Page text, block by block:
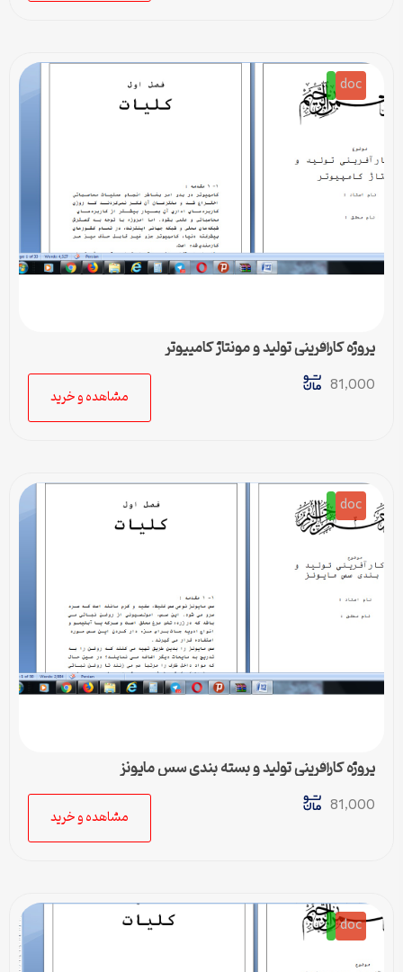
doc
پروژه کارآفرینی تولید و مونتاژ کامپیوتر
81,000
مشاهده و خرید
doc
پروژه کارآفرینی تولید و بسته بندی سس مایونز
81,000
مشاهده و خرید
doc